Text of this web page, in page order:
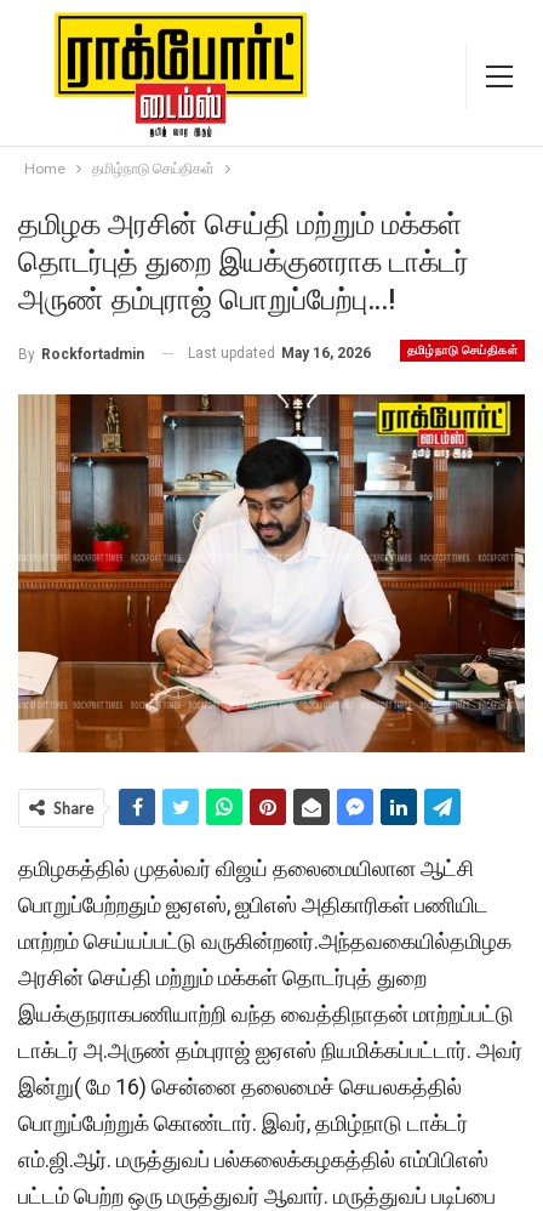
Home தமிழ்நாடு செய்திகள்
தமிழக அரசின் செய்தி மற்றும் மக்கள்
தொடர்புத் துறை இயக்குனராக டாக்டர்
அருண் தம்புராஜ் பொறுப்பேற்பு…!
தமிழ்நாடு செய்திகள்
By Rockfortadmin Last updated May 16, 2026
Share
தமிழகத்தில் முதல்வர் விஜய் தலைமையிலான ஆட்சி
பொறுப்பேற்றதும் ஐஏஎஸ், ஐபிஎஸ் அதிகாரிகள் பணியிட
மாற்றம் செய்யப்பட்டு வருகின்றனர்.அந்தவகையில்தமிழக
அரசின் செய்தி மற்றும் மக்கள் தொடர்புத் துறை
இயக்குநராகபணியாற்றி வந்த வைத்திநாதன் மாற்றப்பட்டு
டாக்டர் அ.அருண் தம்புராஜ் ஐஏஎஸ் நியமிக்கப்பட்டார். அவர்
இன்று( மே 16) சென்னை தலைமைச் செயலகத்தில்
பொறுப்பேற்றுக் கொண்டார். இவர், தமிழ்நாடு டாக்டர்
எம்.ஜி.ஆர். மருத்துவப் பல்கலைக்கழகத்தில் எம்பிபிஎஸ்
பட்டம் பெற்ற ஒரு மருத்துவர் ஆவார். மருத்துவப் படிப்பை